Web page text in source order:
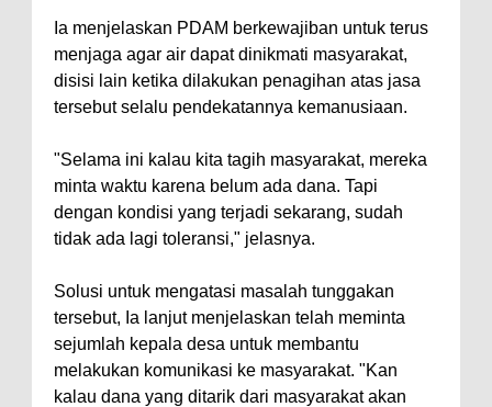
Ia menjelaskan PDAM berkewajiban untuk terus
menjaga agar air dapat dinikmati masyarakat,
disisi lain ketika dilakukan penagihan atas jasa
tersebut selalu pendekatannya kemanusiaan.
"Selama ini kalau kita tagih masyarakat, mereka
minta waktu karena belum ada dana. Tapi
dengan kondisi yang terjadi sekarang, sudah
tidak ada lagi toleransi," jelasnya.
Solusi untuk mengatasi masalah tunggakan
tersebut, Ia lanjut menjelaskan telah meminta
sejumlah kepala desa untuk membantu
melakukan komunikasi ke masyarakat. "Kan
kalau dana yang ditarik dari masyarakat akan